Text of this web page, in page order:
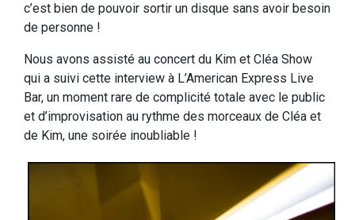
c’est bien de pouvoir sortir un disque sans avoir besoin
de personne !
Nous avons assisté au concert du Kim et Cléa Show
qui a suivi cette interview à L’American Express Live
Bar, un moment rare de complicité totale avec le public
et d’improvisation au rythme des morceaux de Cléa et
de Kim, une soirée inoubliable !